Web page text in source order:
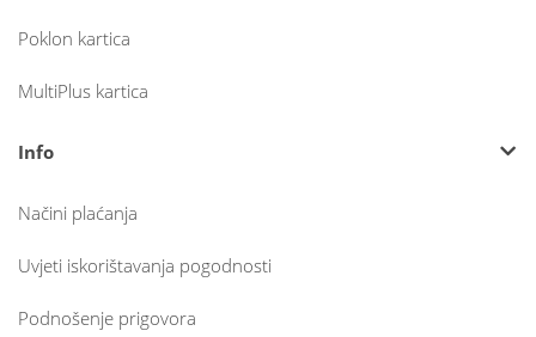
Poklon kartica
MultiPlus kartica
Info
Načini plaćanja
Uvjeti iskorištavanja pogodnosti
Podnošenje prigovora